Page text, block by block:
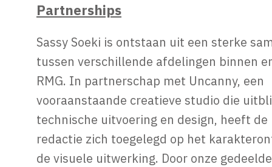
Partnerships
Sassy Soeki is ontstaan uit een sterke
tussen verschillende afdelingen binnen
RMG. In partnerschap met Uncanny, een
vooraanstaande creatieve studio die
technische uitvoering en design, heeft de
redactie zich toegelegd op het
de visuele uitwerking. Door onze